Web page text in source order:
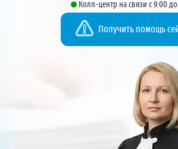
Колл-центр на связи с 9:00 до
Получить помощь